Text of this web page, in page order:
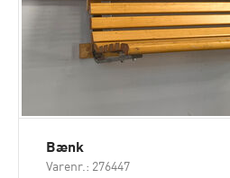
Bænk
Varenr.: 276447